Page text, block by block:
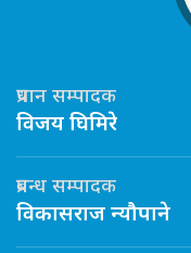
प्रधान सम्पादक
विजय घिमिरे
प्रबन्ध सम्पादक
विकासराज न्यौपाने